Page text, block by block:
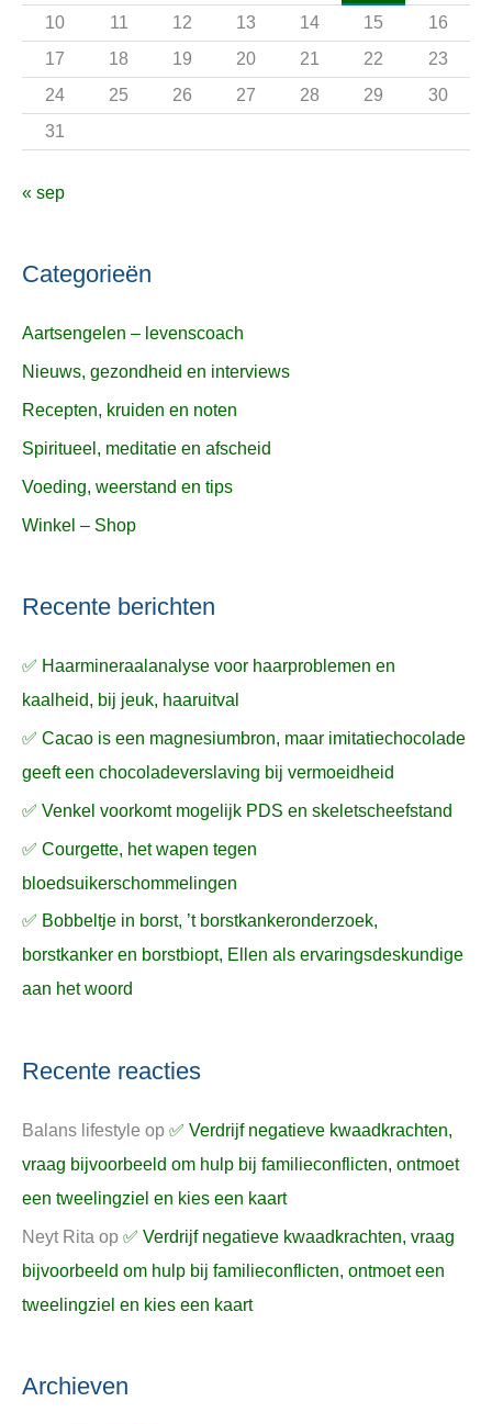
r
:
10 11 12 13 14 15
16
17
18 19 20 21 22
23
24
25 26 27 28 29
30
31
« sep
Categorieën
Aartsengelen – levenscoach
Nieuws, gezondheid en interviews
Recepten, kruiden en noten
Spiritueel, meditatie en afscheid
Voeding, weerstand en tips
Winkel – Shop
Recente berichten
✅ Haarmineraalanalyse voor haarproblemen en
kaalheid, bij jeuk, haaruitval
✅ Cacao is een magnesiumbron, maar imitatiechocolade
geeft een chocoladeverslaving bij vermoeidheid
✅ Venkel voorkomt mogelijk PDS en skeletscheefstand
✅ Courgette, het wapen tegen
bloedsuikerschommelingen
✅ Bobbeltje in borst, ’t borstkankeronderzoek,
borstkanker en borstbiopt, Ellen als ervaringsdeskundige
aan het woord
Recente reacties
Balans lifestyle op ✅ Verdrijf negatieve kwaadkrachten,
vraag bijvoorbeeld om hulp bij familieconflicten, ontmoet
een tweelingziel en kies een kaart
Neyt Rita op ✅ Verdrijf negatieve kwaadkrachten, vraag
bijvoorbeeld om hulp bij familieconflicten, ontmoet een
tweelingziel en kies een kaart
Archieven